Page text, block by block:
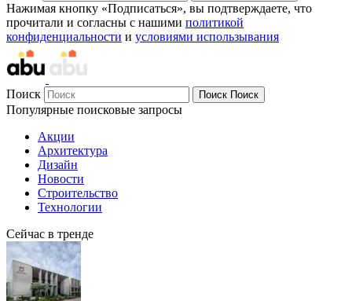
Нажимая кнопку «Подписаться», вы подтверждаете, что
прочитали и согласны с нашими политикой
конфиденциальности и условиями использывания
Поиск Поиск Поиск
Популярные поисковые запросы
Акции
Архитектура
Дизайн
Новости
Строительство
Технологии
Сейчас в тренде